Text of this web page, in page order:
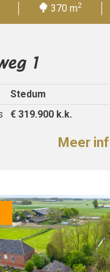
370 m2
1
Stedum
€ 319.900 k.k.
Meer